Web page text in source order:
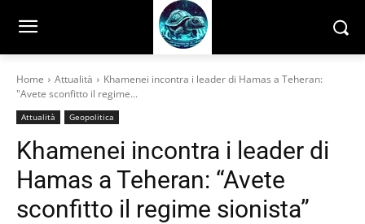
Home Attualità
Khamenei incontra i leader di Hamas a Teheran:
"Avete sconfitto il regime...
Attualità Geopolitica
Khamenei incontra i leader di
Hamas a Teheran: “Avete
sconfitto il regime sionista”